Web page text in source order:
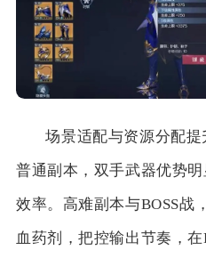
场景适配与资源分配
普通副本，双手武器优势
效率。高难副本与BOSS战
血药剂，把控输出节奏，在